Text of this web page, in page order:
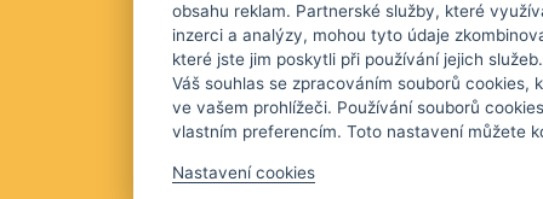
obsahu reklam. Partnerské služby, které
inzerci a analýzy, mohou tyto údaje
které jste jim poskytli při používání jejich
Váš souhlas se zpracováním souborů cookies,
ve vašem prohlížeči. Používání souborů
vlastním preferencím. Toto nastavení můžete
Nastavení cookies